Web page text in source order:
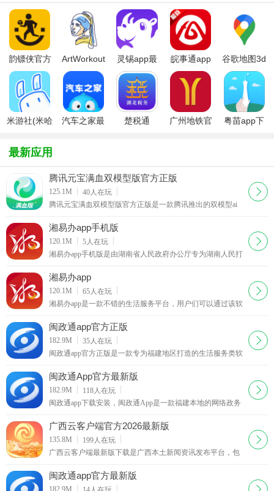
韵镖侠官方
正版
ArtWorkout
软件下载官
方最新版
灵锡app最
新版本
皖事通app
下载官方最
新版本
谷歌地图3d
全景实景地
图
米游社(米哈
HoYoLAB）
汽车之家最
楚税通
广州地铁官
粤苗app下
最新应用
腾讯元宝满血双模型版官方正版
125.1M 40人在玩
腾讯元宝满血双模型版官方正版是一款腾讯推出的双模型ai
验，获得各种各样的精彩功能使用，能够为用户们准
下载
湘易办app手机版
120.1M 5人在玩
湘易办app手机版是由湖南省人民政府办公厅专为湖南人民打
约和办理更加方便。软件提供全面详细的办理服务，
下载
湘易办app
120.1M 65人在玩
湘易办app是一款不错的生活服务平台，用户们可以通过该软
模板内容也是十分的丰富多样，需要的用户们可以来西西下
载湘易办app进行使用.
下载
闽政通app官方正版
182.9M 35人在玩
闽政通app官方正版是一款专为福建地区打造的生活服务类软
不用出门也能够进行政务办理，一站式服务帮
下载
闽政通App官方最新版
182.9M 118人在玩
闽政通app下载安装，闽政通App是一款福建本地的网络政务
就学、医疗服务、交通出行、行政缴费等服务。
下载
广西云客户端官方2026最新版
135.8M 199人在玩
广西云客户端最新版下载是广西本土新闻资讯发布平台，包
源渠道丰富，更新速度快，影响力大，喜欢的朋友欢迎来西
西下载体验。
下载
闽政通app官方最新版
182.9M 下载